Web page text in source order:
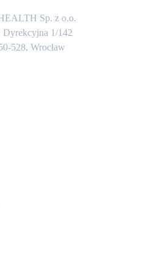
Sp. z o.o.
Dyrekcyjna 1/142
528, Wrocław